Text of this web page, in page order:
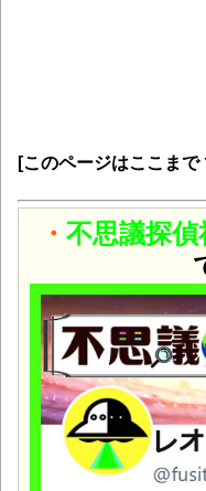
[このページはここまで
・ 不思議探偵